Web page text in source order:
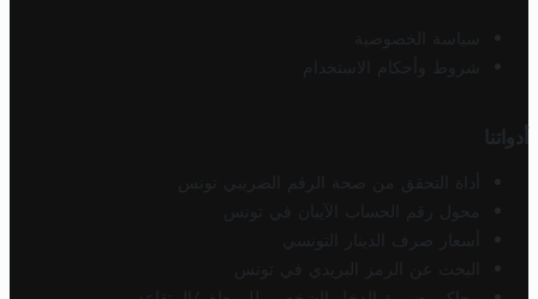
سياسة الخصوصية
شروط وأحكام الاستخدام
أدواتنا
أداة التحقق من صحة الرقم الضريبي تونس
محول رقم الحساب الآيبان في تونس
أسعار صرف الدينار التونسي
البحث عن الرمز البريدي في تونس